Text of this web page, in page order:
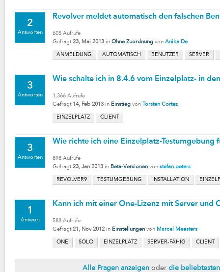
2
Antworten
Revolver meldet automatisch den falschen
605 Aufrufe
Gefragt 23, Mai 2013 in Ohne Zuordnung von Anika.De
ANMELDUNG AUTOMATISCH BENUTZER SERVER
3
Antworten
Wie schalte ich in 8.4.6 vom Einzelplatz- in
1,366 Aufrufe
Gefragt 14, Feb 2013 in Einstieg von Torsten Cortez
EINZELPLATZ CLIENT
3
Antworten
Wie richte ich eine Einzelplatz-Testumgebung
898 Aufrufe
Gefragt 23, Jan 2013 in Beta-Versionen von stefan.peters
REVOLVER9 TESTUMGEBUNG INSTALLATION
1
Antwort
Kann ich mit einer One-Lizenz mit Server und
588 Aufrufe
Gefragt 21, Nov 2012 in Einstellungen von Marcel Meesters
ONE SOLO EINZELPLATZ SERVER-FÄHIG CLIENT
Alle Fragen anzeigen oder die beliebtesten